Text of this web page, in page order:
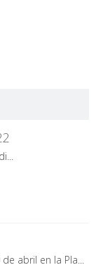
abril en la Pla...